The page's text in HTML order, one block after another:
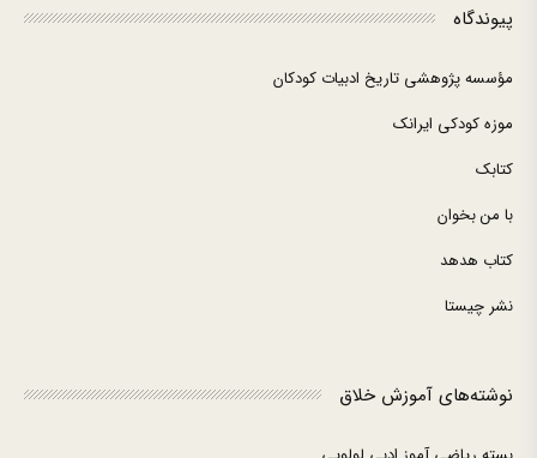
پیوندگاه
مؤسسه پژوهشی تاریخ ادبیات کودکان
موزه کودکی ایرانک
کتابک
با من بخوان
کتاب هدهد
نشر چیستا
نوشته‌های آموزش خلاق